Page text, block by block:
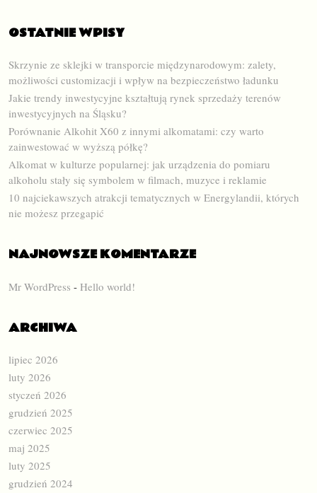
OSTATNIE WPISY
Skrzynie ze sklejki w transporcie międzynarodowym: zalety,
możliwości customizacji i wpływ na bezpieczeństwo ładunku
Jakie trendy inwestycyjne kształtują rynek sprzedaży terenów
inwestycyjnych na Śląsku?
Porównanie Alkohit X60 z innymi alkomatami: czy warto
zainwestować w wyższą półkę?
Alkomat w kulturze popularnej: jak urządzenia do pomiaru
alkoholu stały się symbolem w filmach, muzyce i reklamie
10 najciekawszych atrakcji tematycznych w Energylandii, których
nie możesz przegapić
NAJNOWSZE KOMENTARZE
Mr WordPress - Hello world!
ARCHIWA
lipiec 2026
luty 2026
styczeń 2026
grudzień 2025
czerwiec 2025
maj 2025
luty 2025
grudzień 2024